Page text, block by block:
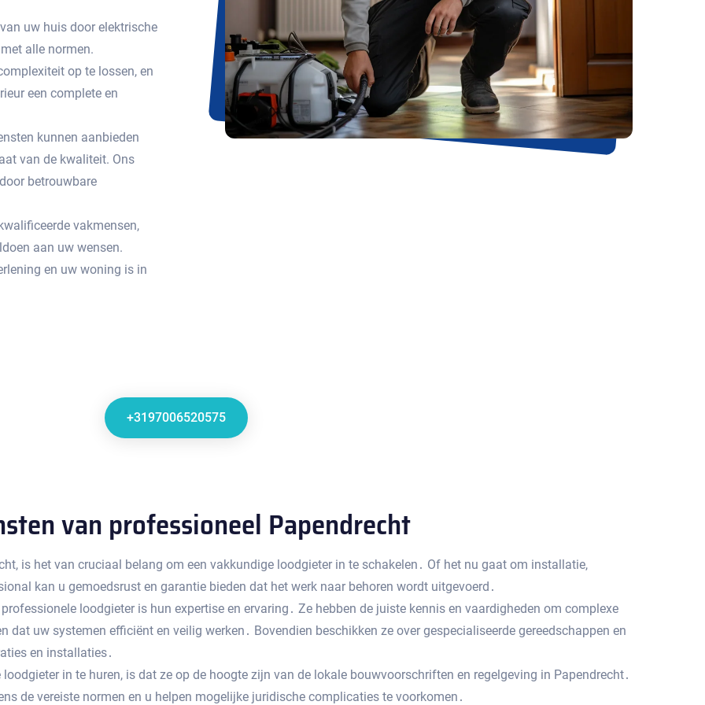
uw huis door elektrische
alle normen.
op te lossen, en
een complete en
kunnen aanbieden
van de kwaliteit. Ons
betrouwbare
vakmensen,
aan uw wensen.
en uw woning is in
+3197006520575
van professioneel Papendrecht
is het van cruciaal belang om een vakkundige loodgieter in te schakelen․ Of het nu gaat om installatie,
kan u gemoedsrust en garantie bieden dat het werk naar behoren wordt uitgevoerd․
loodgieter is hun expertise en ervaring․ Ze hebben de juiste kennis en vaardigheden om complexe
dat uw systemen efficiënt en veilig werken․ Bovendien beschikken ze over gespecialiseerde gereedschappen en
en installaties․
in te huren, is dat ze op de hoogte zijn van de lokale bouwvoorschriften en regelgeving in Papendrecht․
de vereiste normen en u helpen mogelijke juridische complicaties te voorkomen․